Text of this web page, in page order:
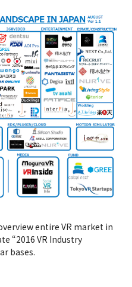
entire VR market in
“2016 VR Industry
bases.